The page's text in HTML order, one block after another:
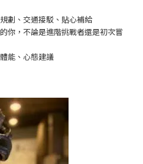
劃、交通接駁、貼心補給
你，不論是進階挑戰者還是初次嘗
能、心態建議